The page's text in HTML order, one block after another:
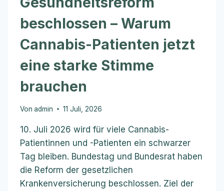
beschlossen – Warum
Cannabis-Patienten jetzt
eine starke Stimme
brauchen
Von admin 11 Juli, 2026
10. Juli 2026 wird für viele Cannabis-
Patientinnen und -Patienten ein schwarzer
Tag bleiben. Bundestag und Bundesrat haben
die Reform der gesetzlichen
Krankenversicherung beschlossen. Ziel der